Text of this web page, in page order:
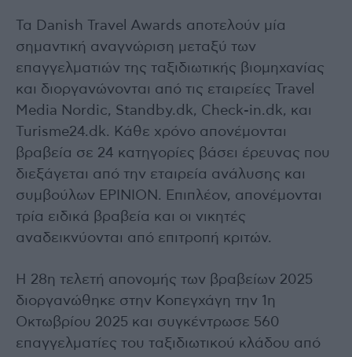
Τα Danish Travel Awards αποτελούν μία
σημαντική αναγνώριση μεταξύ των
επαγγελματιών της ταξιδιωτικής βιομηχανίας
και διοργανώνονται από τις εταιρείες Travel
Media Nordic, Standby.dk, Check-in.dk, και
Turisme24.dk. Κάθε χρόνο απονέμονται
βραβεία σε 24 κατηγορίες βάσει έρευνας που
διεξάγεται από την εταιρεία ανάλυσης και
συμβούλων EPINION. Επιπλέον, απονέμονται
τρία ειδικά βραβεία και οι νικητές
αναδεικνύονται από επιτροπή κριτών.
Η 28η τελετή απονομής των βραβείων 2025
διοργανώθηκε στην Κοπεγχάγη την 1η
Οκτωβρίου 2025 και συγκέντρωσε 560
επαγγελματίες του ταξιδιωτικού κλάδου από